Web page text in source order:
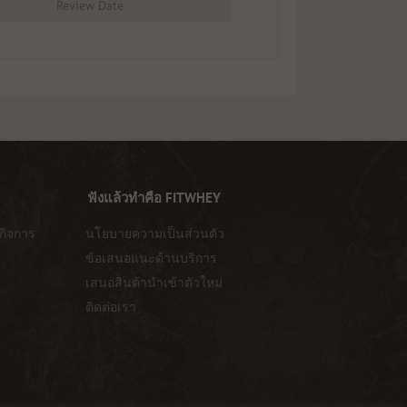
Review Date
ฟังแล้วทำคือ FITWHEY
จการ
นโยบายความเป็นส่วนตัว
ข้อเสนอแนะด้านบริการ
เสนอสินค้านำเข้าตัวใหม่
ติดต่อเรา